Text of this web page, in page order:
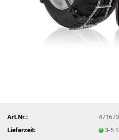
Art.Nr.:
Lieferzeit:
3-5